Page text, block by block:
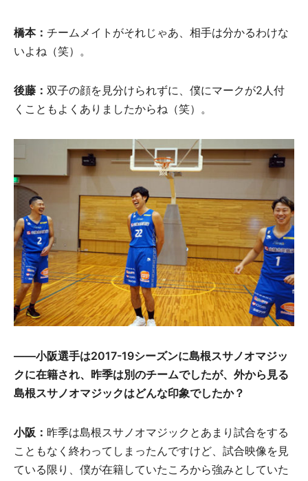
橋本： チームメイトがそれじゃあ、相手は分かるわけな
いよね（笑）。
後藤： 双子の顔を見分けられずに、僕にマークが2人付
くこともよくありましたからね（笑）。
——小阪選手は2017-19シーズンに島根スサノオマジッ
クに在籍され、 昨季は別のチームでしたが、 外から 見る
島根スサノオマジックはどんな印象でしたか？
小阪 ： 昨季は島根スサノオマジックとあまり試合をする
こともなく終わってしまったんですけど、試合映像を見
ている限り、僕が在籍していたころから強みとしていた